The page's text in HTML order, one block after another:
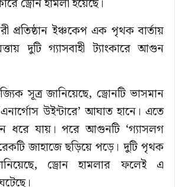
ড্রোন হামলা হয়েছে।
প্রতিষ্ঠান ইঞ্চকেপ এক পৃথক বার্তায়
দুটি গ্যাসবাহী ট্যাংকারে আগুন
সূত্র জানিয়েছে, ড্রোনটি ভাসমান
উইন্টারে’ আঘাত হানে। এতে
ধরে যায়। পরে আগুনটি ‘গ্যাসলগ
জাহাজে ছড়িয়ে পড়ে। দুটি পৃথক
ড্রোন হামলার ফলেই এ